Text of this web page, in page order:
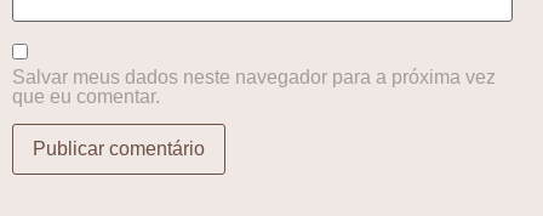
Salvar meus dados neste navegador para a próxima vez
que eu comentar.